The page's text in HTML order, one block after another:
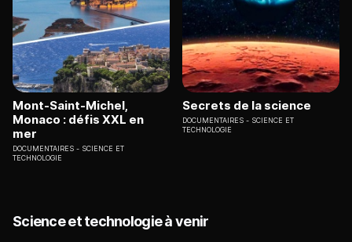
Mont-Saint-Michel,
Monaco : défis XXL en
mer
DOCUMENTAIRES
SCIENCE ET
TECHNOLOGIE
Secrets de la science
DOCUMENTAIRES
SCIENCE ET
TECHNOLOGIE
Science et technologie à venir